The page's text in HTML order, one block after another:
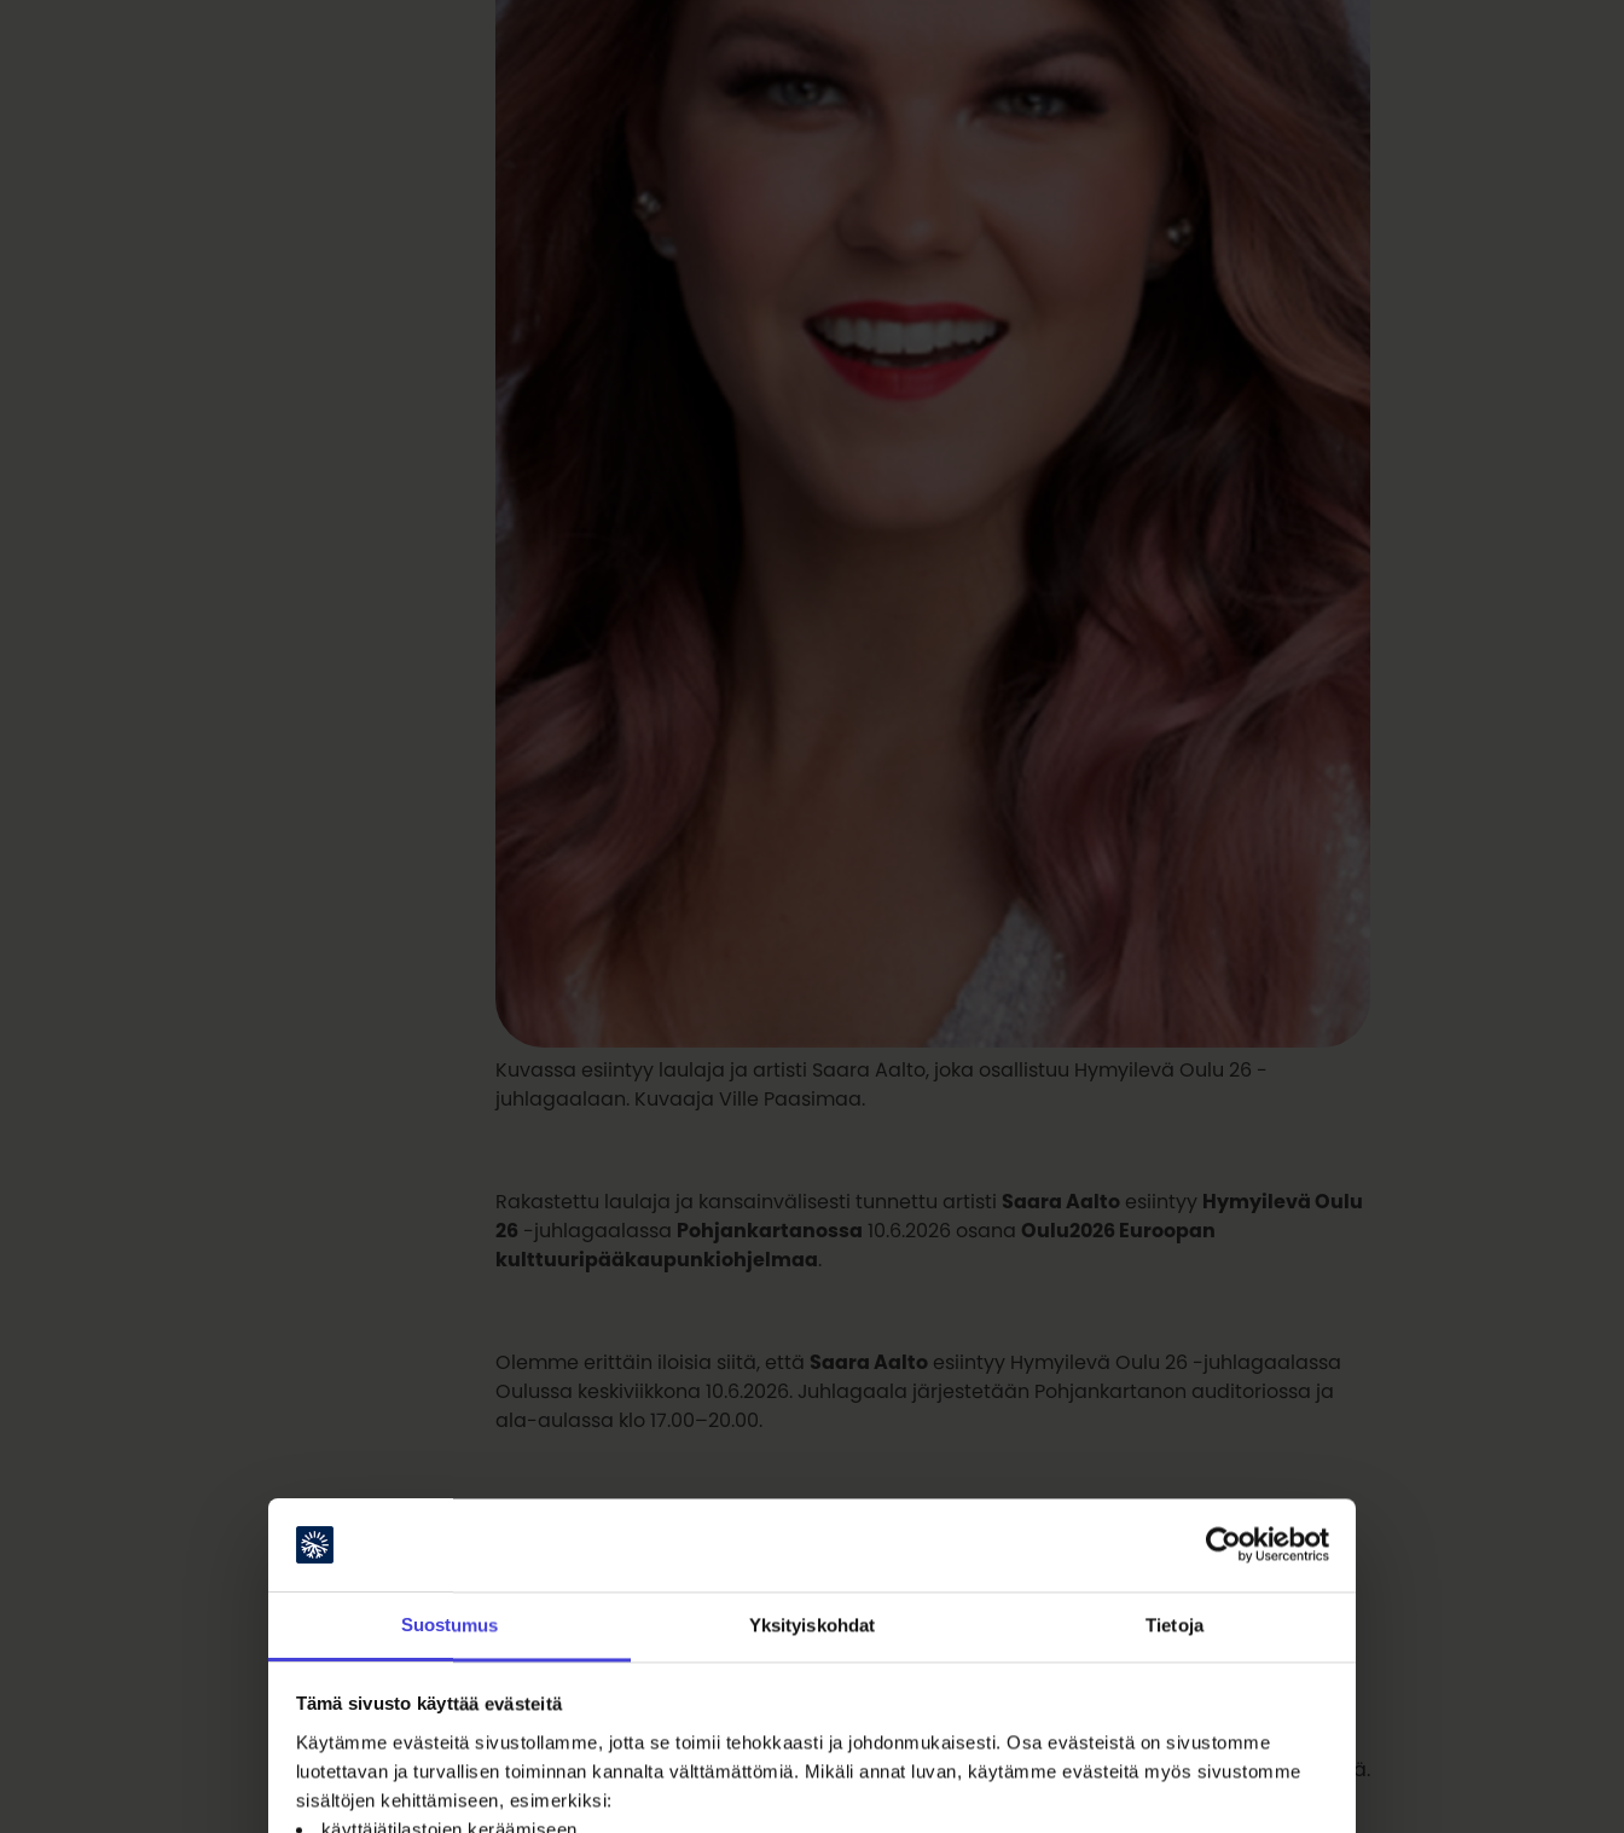
Suostumus Yksityiskohdat Tietoja
Tämä sivusto käyttää evästeitä
Käytämme evästeitä sivustollamme, jotta se toimii tehokkaasti ja johdonmukaisesti. Osa evästeistä on sivustomme
luotettavan ja turvallisen toiminnan kannalta välttämättömiä. Mikäli annat luvan, käytämme evästeitä myös sivustomme
sisältöjen kehittämiseen, esimerkiksi:
Kuvassa esiintyy laulaja ja artisti Saara Aalto, joka osallistuu Hymyilevä Oulu 26 -
juhlagaalaan. Kuvaaja Ville Paasimaa.
Rakastettu laulaja ja kansainvälisesti tunnettu artisti Saara Aaltoesiintyy Hymyilevä Oulu
26 -juhlagaalassa Pohjankartanossa 10.6.2026 osana Oulu2026 Euroopan
kulttuuripääkaupunkiohjelmaa
Olemme erittäin iloisia siitä, että Saara Aaltoesiintyy Hymyilevä Oulu 26 -juhlagaalassa
Oulussa keskiviikkona 10.6.2026. Juhlagaala järjestetään Pohjankartanon auditoriossa ja
ala-aulassa klo 17.00–20.00.
Saara Aallon mukanaolo tekee illasta meille erityisen merkityksellisen. Hänen vahva
kansainvälinen uransa, lämmin tapansa kohdata ihmiset sekä kykynsä yhdistää erilaisia
Juhlagaalassa kuullaan myös
Hymyilevä Oulu 26 -projektin suojelijana vuonna 2026, ja hänen osallistumisensa tuo
hankkeelle vahvan viestin ihmisarvon, yhteisöllisyyden ja yhdenvertaisuuden merkityksestä.